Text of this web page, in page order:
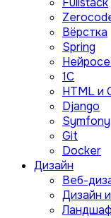
Вёрстка
Spring
1C
HTML и
Django
Symfony
Git
Docker
Дизайн
Веб-
Дизайн